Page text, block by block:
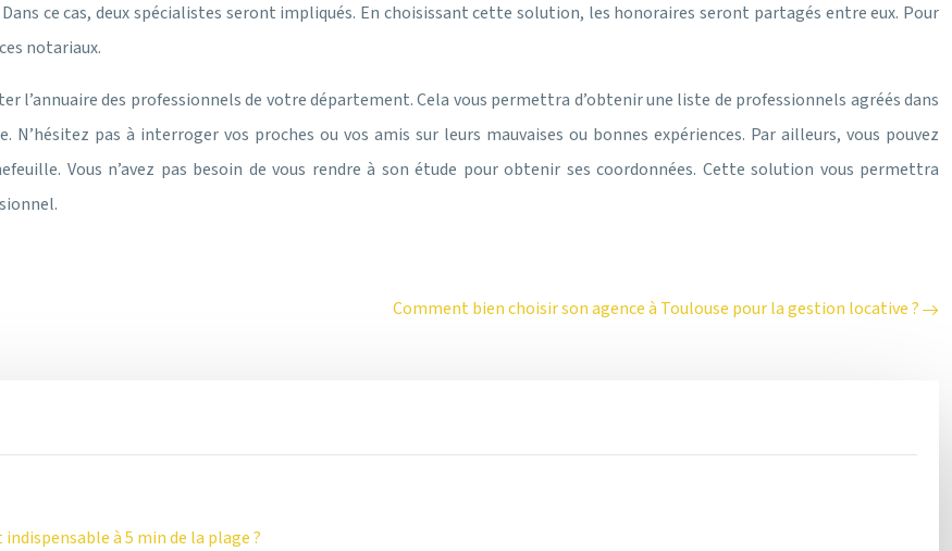
ce cas, deux spécialistes seront impliqués. En choisissant cette solution, les honoraires seront partagés entre eux. Pour
notariaux.
des professionnels de votre département. Cela vous permettra d’obtenir une liste de professionnels agréés dans
pas à interroger vos proches ou vos amis sur leurs mauvaises ou bonnes expériences. Par ailleurs, vous pouvez
Vous n’avez pas besoin de vous rendre à son étude pour obtenir ses coordonnées. Cette solution vous permettra
Comment bien choisir son agence à Toulouse pour la gestion locative ?
à 5 min de la plage ?